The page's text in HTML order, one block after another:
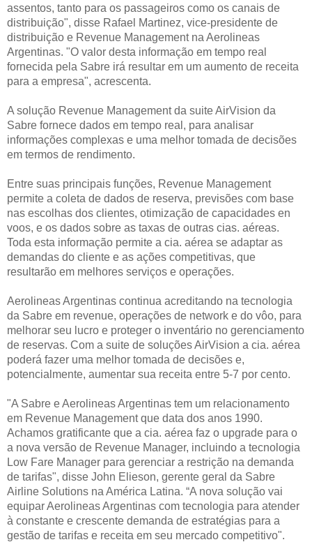
assentos, tanto para os passageiros como os canais de
distribuição", disse Rafael Martinez, vice-presidente de
distribuição e Revenue Management na Aerolineas
Argentinas. "O valor desta informação em tempo real
fornecida pela Sabre irá resultar em um aumento de receita
para a empresa", acrescenta.
A solução Revenue Management da suite AirVision da
Sabre fornece dados em tempo real, para analisar
informações complexas e uma melhor tomada de decisões
em termos de rendimento.
Entre suas principais funções, Revenue Management
permite a coleta de dados de reserva, previsões com base
nas escolhas dos clientes, otimização de capacidades en
voos, e os dados sobre as taxas de outras cias. aéreas.
Toda esta informação permite a cia. aérea se adaptar as
demandas do cliente e as ações competitivas, que
resultarão em melhores serviços e operações.
Aerolineas Argentinas continua acreditando na tecnologia
da Sabre em revenue, operações de network e do vôo, para
melhorar seu lucro e proteger o inventário no gerenciamento
de reservas. Com a suite de soluções AirVision a cia. aérea
poderá fazer uma melhor tomada de decisões e,
potencialmente, aumentar sua receita entre 5-7 por cento.
"A Sabre e Aerolineas Argentinas tem um relacionamento
em Revenue Management que data dos anos 1990.
Achamos gratificante que a cia. aérea faz o upgrade para o
a nova versão de Revenue Manager, incluindo a tecnologia
Low Fare Manager para gerenciar a restrição na demanda
de tarifas", disse John Elieson, gerente geral da Sabre
Airline Solutions na América Latina. “A nova solução vai
equipar Aerolineas Argentinas com tecnologia para atender
à constante e crescente demanda de estratégias para a
gestão de tarifas e receita em seu mercado competitivo".